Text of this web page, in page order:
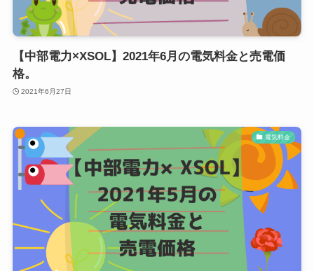
【中部電力×XSOL】2021年6月の電気料金と売電価
格。
2021年6月27日
電気料金